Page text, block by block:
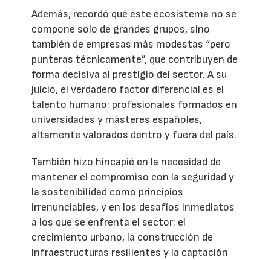
Además, recordó que este ecosistema no se
compone solo de grandes grupos, sino
también de empresas más modestas “pero
punteras técnicamente”, que contribuyen de
forma decisiva al prestigio del sector. A su
juicio, el verdadero factor diferencial es el
talento humano: profesionales formados en
universidades y másteres españoles,
altamente valorados dentro y fuera del país.
También hizo hincapié en la necesidad de
mantener el compromiso con la seguridad y
la sostenibilidad como principios
irrenunciables, y en los desafíos inmediatos
a los que se enfrenta el sector: el
crecimiento urbano, la construcción de
infraestructuras resilientes y la captación